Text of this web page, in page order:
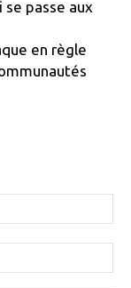
se passe aux
en règle
:
: